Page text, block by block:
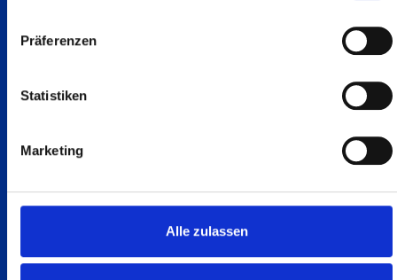
Präferenzen
Statistiken
Marketing
Alle zulassen
Holz HSM Compact